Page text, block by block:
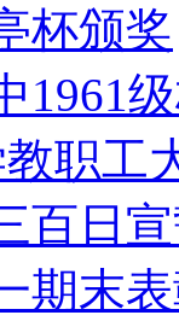
杯颁奖
1961
职工
百日
期末